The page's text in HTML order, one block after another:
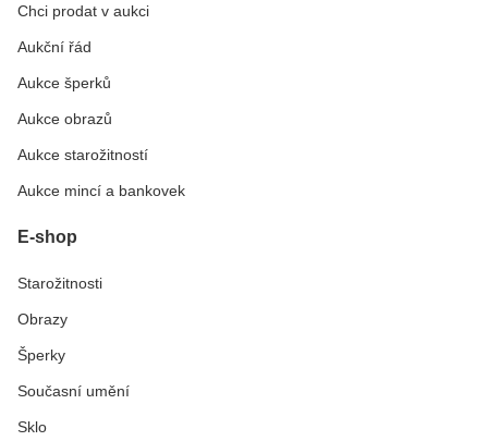
Chci prodat v aukci
Aukční řád
Aukce šperků
Aukce obrazů
Aukce starožitností
Aukce mincí a bankovek
E-shop
Starožitnosti
Obrazy
Šperky
Současní umění
Sklo